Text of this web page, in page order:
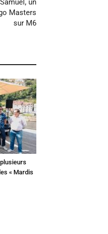
un
Masters
sur M6
« Mardis